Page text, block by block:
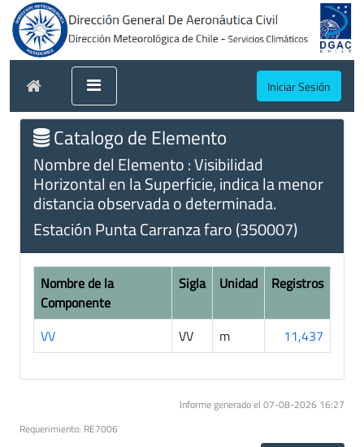
Iniciar Sesión
Catalogo de Elemento
Nombre del Elemento : Visibilidad
Horizontal en la Superficie, indica la menor
distancia observada o determinada.
Estación Punta Carranza faro (350007)
Nombre de la
Componente
Sigla Unidad Registros
VV VV m 11,437
Informe generado el 07-08-2026 16:27
Requerimiento: RE7006